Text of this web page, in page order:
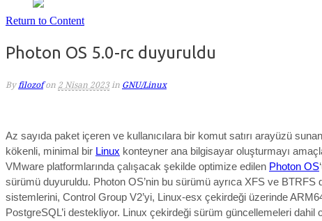
Return to Content
Photon OS 5.0-rc duyuruldu
By filozof on 2 Nisan 2023 in GNU/Linux
Az sayıda paket içeren ve kullanıcılara bir komut satırı arayüzü
kökenli, minimal bir Linux konteyner ana bilgisayar oluşturmayı
VMware platformlarında çalışacak şekilde optimize edilen Photon OS
sürümü duyuruldu. Photon OS’nin bu sürümü ayrıca XFS ve BTRFS
sistemlerini, Control Group V2’yi, Linux-esx çekirdeği üzerinde
PostgreSQL’i destekliyor. Linux çekirdeği sürüm güncellemeleri dahil